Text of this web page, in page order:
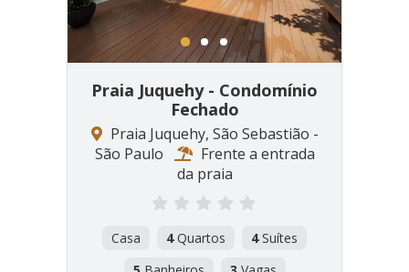
1 2 3
Praia Juquehy - Condomínio
Fechado
Praia Juquehy, São Sebastião -
São Paulo
Frente a entrada
da praia
Casa 4Quartos 4Suítes